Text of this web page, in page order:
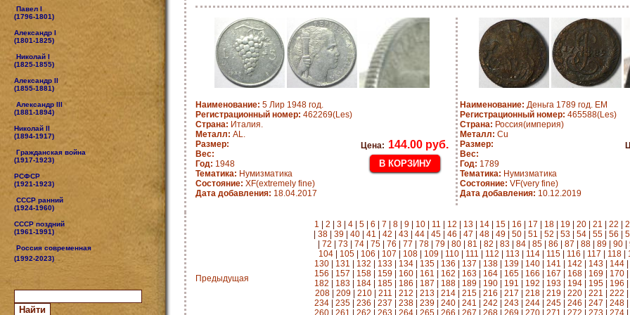
Павел I
(1796-1801)
Александр I
(1801-1825)
Николай I
(1825-1855)
Александр II
(1855-1881)
Александр III
(1881-1894)
Николай II
(1894-1917)
Гражданская война
(1917-1923)
РСФСР
(1921-1923)
СССР ранний
(1924-1960)
СССР поздний
(1961-1991)
Россия современная
(1992-2023)
Наименование: 5 Лир 1948 год.
Регистрационный номер: 462269(Les)
Страна: Италия.
Металл: AL.
Размер:
Вес:
Год: 1948
Тематика: Нумизматика
Состояние: XF(extremely fine)
Дата добавления: 18.04.2017
Цена: 144.00 руб.
Наименование: Деньга 1789 год. ЕМ
Регистрационный номер: 465588(Les)
Страна: Россия(империя)
Металл: Cu
Размер:
Вес:
Год: 1789
Тематика: Нумизматика
Состояние: VF(very fine)
Дата добавления: 10.12.2019
Предыдущая
1 2 3| 4| 5| 6 7 8| 9| 10| 11 12 13| 14| 15| 16 17 18| 19| 20| 21 22
38 39 40 41 42 43 44 45 46 47 48 49 50 51 52 53 54 55 56
72 73 74 75 76 77 78 79 80 81 82 83 84 85 86 87 88 89 90
104| 105| 106 107 108| 109| 110| 111 112 113| 114| 115| 116 117 118|
130
131 132 133 134 135 136 137 138 139 140 141 142 143 144
156
157 158 159 160 161 162 163 164 165 166 167 168 169 170
182
183 184 185 186 187 188 189 190 191 192 193 194 195 196
208| 209| 210| 211 212 213| 214| 215| 216 217 218| 219| 220| 221 222
234
235 236 237 238 239 240 241 242 243 244 245 246 247 248
260
261 262 263 264 265 266 267 268 269 270 271 272 273 274